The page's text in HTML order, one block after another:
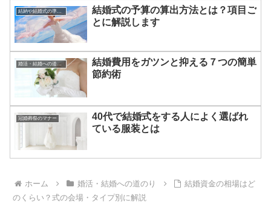
結納や結婚式の準備について
結婚式の予算の算出方法とは？項目ご
とに解説します
婚活・結婚への道のり
結婚費用をガツンと抑える７つの簡単
節約術
冠婚葬祭のマナー
40代で結婚式をする人によく選ばれ
ている服装とは
ホーム 婚活・結婚への道のり
結婚資金の相場はど
のくらい？式の会場・タイプ別に解説